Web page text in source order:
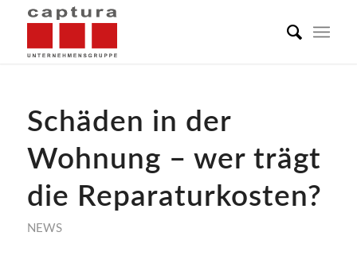
Schäden in der
Wohnung – wer trägt
die Reparaturkosten?
NEWS